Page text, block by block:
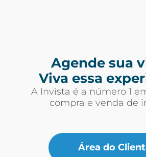
Agende sua
Viva essa
A Invista é a número 1
compra e venda de
Área do